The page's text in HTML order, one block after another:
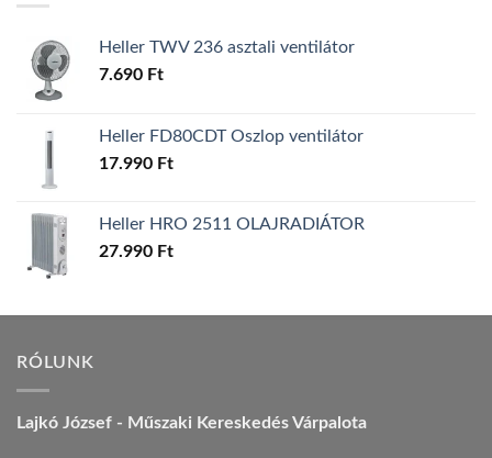
Heller TWV 236 asztali ventilátor
7.690 Ft
Heller FD80CDT Oszlop ventilátor
17.990 Ft
Heller HRO 2511 OLAJRADIÁTOR
27.990 Ft
RÓLUNK
Lajkó József - Műszaki Kereskedés Várpalota